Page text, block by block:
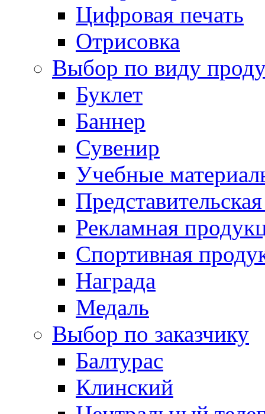
Цифровая печать
Отрисовка
Выбор по виду
Буклет
Баннер
Сувенир
Учебные
Рекламная
Спортивная
Награда
Медаль
Выбор по заказчику
Балтурас
Клинский